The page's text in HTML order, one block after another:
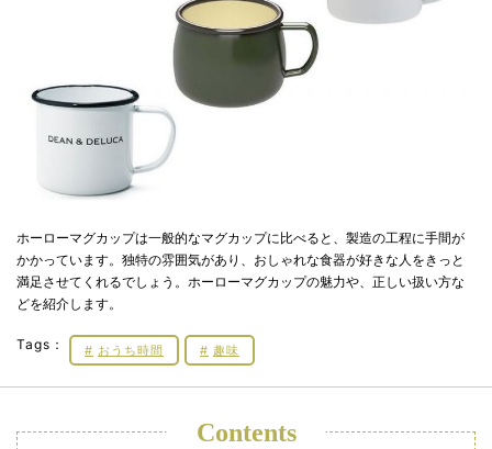
ホーローマグカップは一般的なマグカップに比べると、製造の工程に手間が
かかっています。独特の雰囲気があり、おしゃれな食器が好きな人をきっと
満足させてくれるでしょう。ホーローマグカップの魅力や、正しい扱い方な
どを紹介します。
Tags： おうち時間 趣味
Contents